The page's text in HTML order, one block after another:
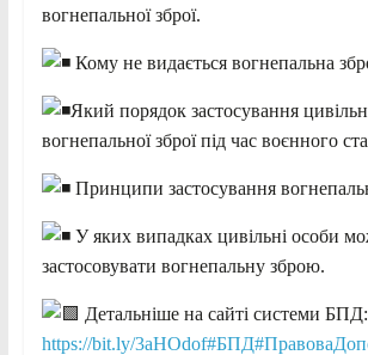
вогнепальної зброї.
Кому не видається вогнепальна
Який порядок застосування
вогнепальної зброї під час воєнного
Принципи застосування
У яких випадках цивільні особи
застосовувати вогнепальну зброю.
Детальніше на сайті системи БПД:
https://bit.ly/3aHOdof#БПД